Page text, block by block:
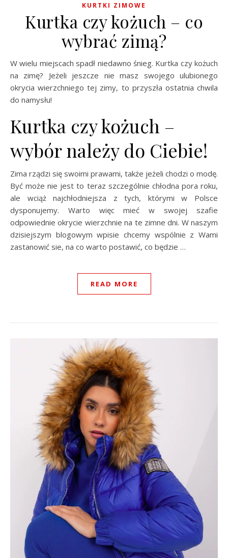
KURTKI ZIMOWE
Kurtka czy kożuch – co
wybrać zimą?
W wielu miejscach spadł niedawno śnieg. Kurtka czy kożuch
na zimę? Jeżeli jeszcze nie masz swojego ulubionego
okrycia wierzchniego tej zimy, to przyszła ostatnia chwila
do namysłu!
Kurtka czy kożuch –
wybór należy do Ciebie!
Zima rządzi się swoimi prawami, także jeżeli chodzi o modę.
Być może nie jest to teraz szczególnie chłodna pora roku,
ale wciąż najchłodniejsza z tych, którymi w Polsce
dysponujemy. Warto więc mieć w swojej szafie
odpowiednie okrycie wierzchnie na te zimne dni. W naszym
dzisiejszym blogowym wpisie chcemy wspólnie z Wami
zastanowić sie, na co warto postawić, co będzie …
READ MORE